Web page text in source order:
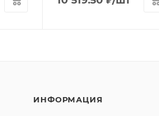
ИНФОРМАЦИЯ